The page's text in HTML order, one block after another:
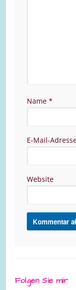
Name *
E-Mail-
Website
Folgen Sie mir